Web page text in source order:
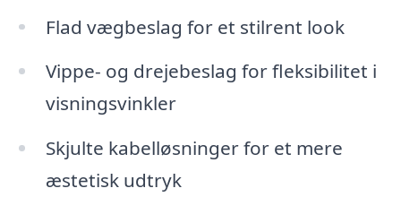
Flad vægbeslag for et stilrent look
Vippe- og drejebeslag for fleksibilitet i
visningsvinkler
Skjulte kabelløsninger for et mere
æstetisk udtryk